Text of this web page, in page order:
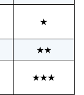
★
★★
★★★